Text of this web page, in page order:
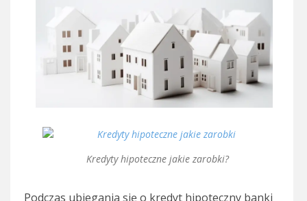
Kredyty hipoteczne jakie zarobki?
Podczas ubiegania się o kredyt hipoteczny banki